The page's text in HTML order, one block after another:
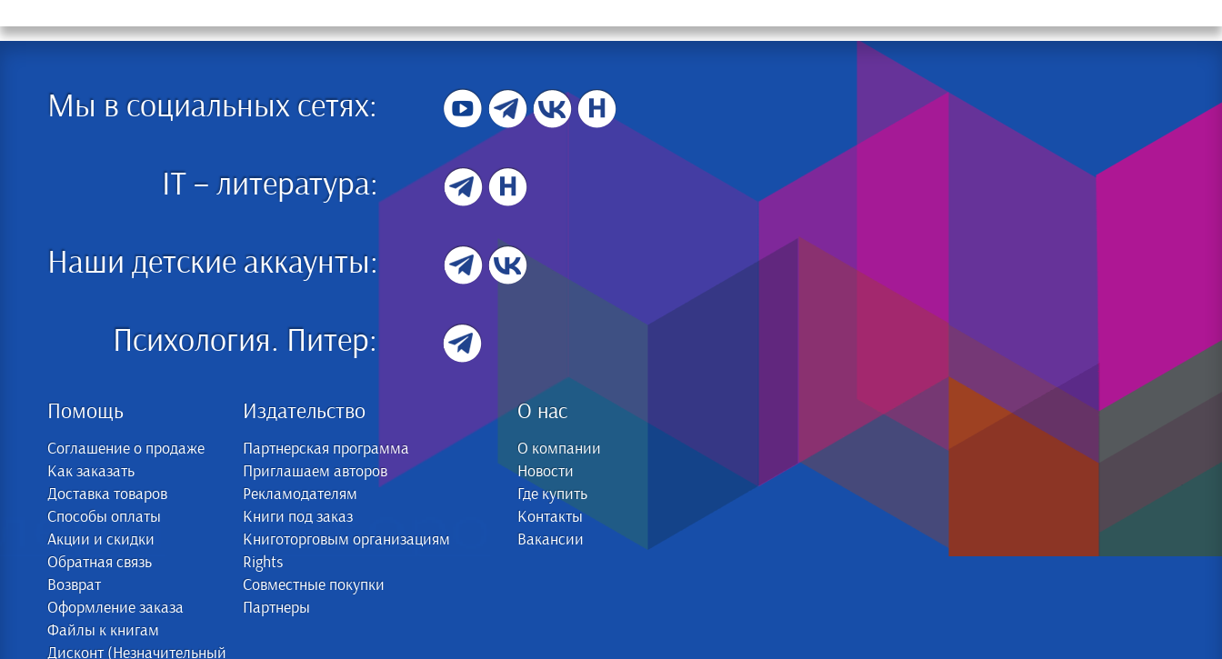
Мы в социальных сетях:
IT – литература:
Наши детские аккаунты:
Психология. Питер:
Помощь
Соглашение о продаже
Как заказать
Доставка товаров
Способы оплаты
Акции и скидки
Обратная связь
Возврат
Оформление заказа
Файлы к книгам
Дисконт (Незначительный
Издательство
Партнерская программа
Приглашаем авторов
Рекламодателям
Книги под заказ
Книготорговым организациям
Rights
Совместные покупки
Партнеры
О нас
О компании
Новости
Где купить
Контакты
Вакансии